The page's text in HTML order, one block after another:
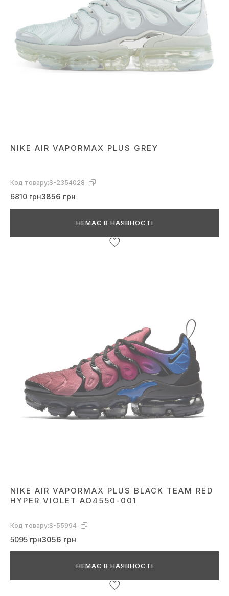
NIKE AIR VAPORMAX PLUS GREY
Код товару:S-2354028
6810 грн3856 грн
НЕМАЄ В НАЯВНОСТІ
NIKE AIR VAPORMAX PLUS BLACK TEAM RED
HYPER VIOLET AO4550-001
Код товару:S-55994
5095 грн3056 грн
НЕМАЄ В НАЯВНОСТІ